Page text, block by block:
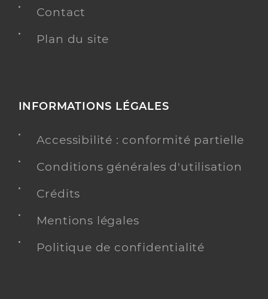
Contact
Plan du site
INFORMATIONS LÉGALES
Accessibilité : conformité partielle
Conditions générales d'utilisation
Crédits
Mentions légales
Politique de confidentialité